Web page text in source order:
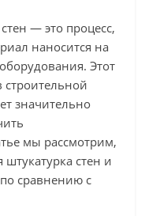
— это процесс,
наносится на
Этот
значительно
мы рассмотрим,
стен и
сравнению с